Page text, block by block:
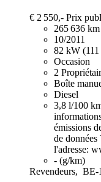
€ 2 550,- Prix
265 636 km
10/2011
82 kW
Occasion
2
Boîte
Diesel
3,8 l/100
émissions
de
l'adresse:
- (g/km)
Revendeurs, BE-